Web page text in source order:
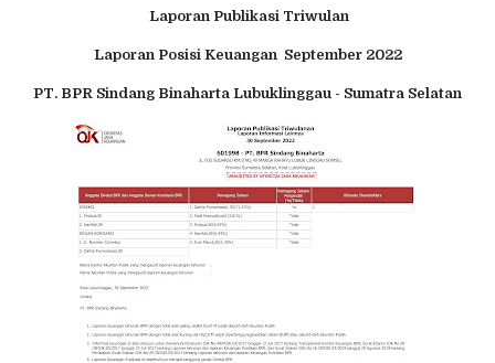
Laporan Publikasi Triwulan
Laporan Posisi Keuangan September 2022
PT. BPR Sindang Binaharta Lubuklinggau - Sumatra Selatan